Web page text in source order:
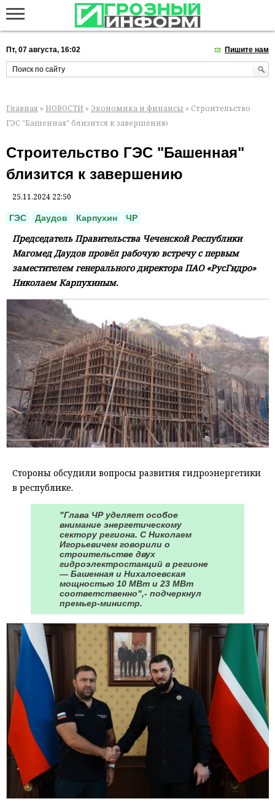
Пт, 07 августа, 16:02 Пишите нам
Главная » НОВОСТИ » Экономика и финансы » Строительство
ГЭС "Башенная" близится к завершению
Строительство ГЭС "Башенная"
близится к завершению
25.11.2024 22:50
ГЭС Даудов Карпухин ЧР
Председатель Правительства Чеченской Республики
Магомед Даудов провёл рабочую встречу с первым
заместителем генерального директора ПАО «РусГидро»
Николаем Карпухиным.
Стороны обсудили вопросы развития гидроэнергетики
в республике.
"Глава ЧР уделяет особое
внимание энергетическому
сектору региона. С Николаем
Игорьевичем говорили о
строительстве двух
гидроэлектростанций в регионе
— Башенная и Нихалоевская
мощностью 10 МВт и 23 МВт
соответственно",- подчеркнул
премьер-министр.